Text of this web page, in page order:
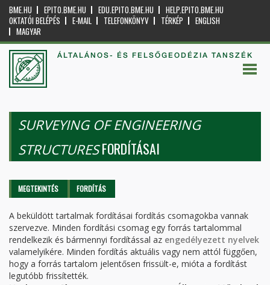
BME.HU EPITO.BME.HU EDU.EPITO.BME.HU
HELP.EPITO.BME.HU
OKTATÓI BELÉPÉS
E-MAIL TELEFONKÖNYV TÉRKÉP
ENGLISH
MAGYAR
ÁLTALÁNOS- ÉS FELSŐGEODÉZIA TANSZÉK
SURVEYING OF ENGINEERING
STRUCTURESFORDÍTÁSAI
Elsődleges fülek
MEGTEKINTÉS FORDÍTÁS
A beküldött tartalmak fordításai fordítás csomagokba vannak
szervezve. Minden fordítási csomag egy forrás tartalommal
rendelkezik és bármennyi fordítással az engedélyezett nyelvek
valamelyikére. Minden fordítás aktuális vagy nem attól függően,
hogy a forrás tartalom jelentősen frissült-e, mióta a fordítást
legutóbb frissítették.